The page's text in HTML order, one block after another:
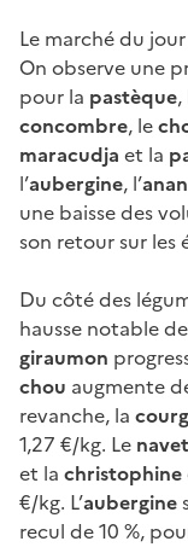
Le marché du
On observe une
pour la pastèque,
concombre, le
maracudja et la
l’aubergine, l’
une baisse des
son retour sur les
Du côté des
hausse notable
giraumon
chou augmente
revanche, la
1,27 €/kg. Le navet
et la christophine
€/kg. L’aubergine
recul de 10 %,